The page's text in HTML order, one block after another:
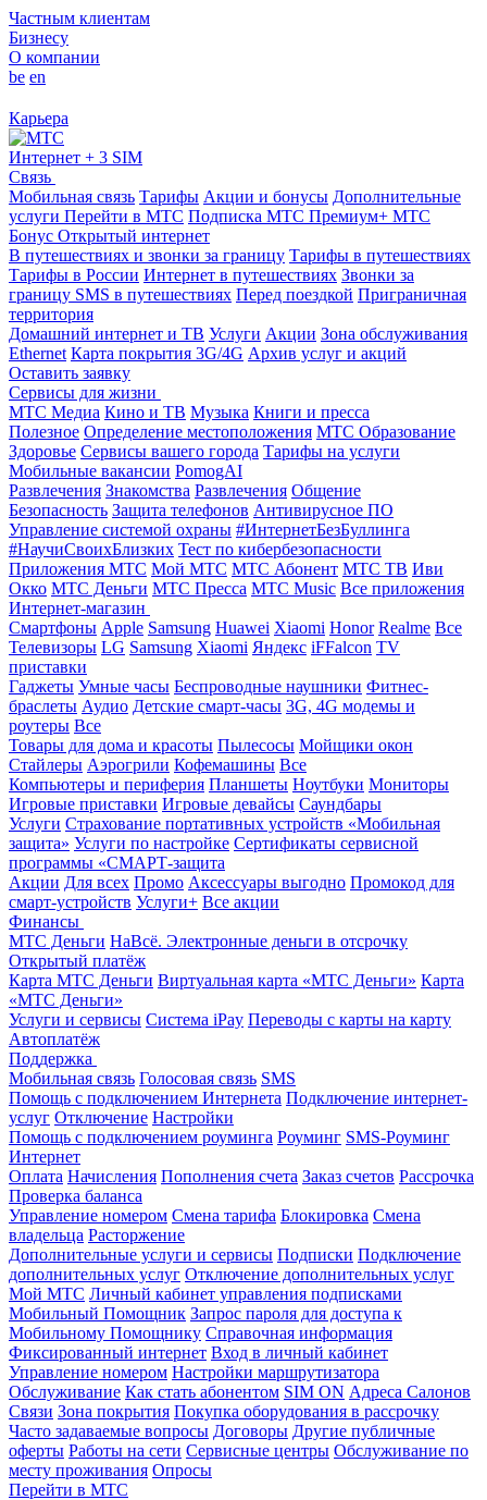
Частным клиентам
Бизнесу
О компании
be en
Карьера
Интернет + 3 SIM
Связь
Мобильная связь Тарифы Акции и бонусы Дополнительные
услуги Перейти в МТС Подписка МТС Премиум+ МТС
Бонус Открытый интернет
В путешествиях и звонки за границу Тарифы в путешествиях
Тарифы в России Интернет в путешествиях Звонки за
границу SMS в путешествиях Перед поездкой Приграничная
территория
Домашний интернет и ТВ Услуги Акции Зона обслуживания
Ethernet Карта покрытия 3G/4G Архив услуг и акций
Оставить заявку
Сервисы для жизни
МТС Медиа Кино и ТВ Музыка Книги и пресса
Полезное Определение местоположения МТС Образование
Здоровье Сервисы вашего города Тарифы на услуги
Мобильные вакансии PomogAI
Развлечения Знакомства Развлечения Общение
Безопасность Защита телефонов Антивирусное ПО
Управление системой охраны #ИнтернетБезБуллинга
#НаучиСвоихБлизких Тест по кибербезопасности
Приложения МТС Мой МТС МТС Абонент МТС ТВ Иви
Окко МТС Деньги МТС Пресса МТС Music Все приложения
Интернет-магазин
Смартфоны Apple Samsung Huawei Xiaomi Honor Realme Все
Телевизоры LG Samsung Xiaomi Яндекс iFFalcon TV
приставки
Гаджеты Умные часы Беспроводные наушники Фитнес-
браслеты Аудио Детские смарт-часы 3G, 4G модемы и
роутеры Все
Товары для дома и красоты Пылесосы Мойщики окон
Стайлеры Аэрогрили Кофемашины Все
Компьютеры и периферия Планшеты Ноутбуки Мониторы
Игровые приставки Игровые девайсы Саундбары
Услуги Страхование портативных устройств «Мобильная
защита» Услуги по настройке Сертификаты сервисной
программы «СМАРТ-защита
Акции Для всех Промо Аксессуары выгодно Промокод для
смарт-устройств Услуги+ Все акции
Финансы
МТС Деньги НаВсё. Электронные деньги в отсрочку
Открытый платёж
Карта МТС Деньги Виртуальная карта «МТС Деньги» Карта
«МТС Деньги»
Услуги и сервисы Система iPay Переводы с карты на карту
Автоплатёж
Поддержка
Мобильная связь Голосовая связь SMS
Помощь с подключением Интернета Подключение интернет-
услуг Отключение Настройки
Помощь с подключением роуминга Роуминг SMS-Роуминг
Интернет
Оплата Начисления Пополнения счета Заказ счетов Рассрочка
Проверка баланса
Управление номером Смена тарифа Блокировка Смена
владельца Расторжение
Дополнительные услуги и сервисы Подписки Подключение
дополнительных услуг Отключение дополнительных услуг
Мой МТС Личный кабинет управления подписками
Мобильный Помощник Запрос пароля для доступа к
Мобильному Помощнику Справочная информация
Фиксированный интернет Вход в личный кабинет
Управление номером Настройки маршрутизатора
Обслуживание Как стать абонентом SIM ON Адреса Салонов
Связи Зона покрытия Покупка оборудования в рассрочку
Часто задаваемые вопросы Договоры Другие публичные
оферты Работы на сети Сервисные центры Обслуживание по
месту проживания Опросы
Перейти в МТС